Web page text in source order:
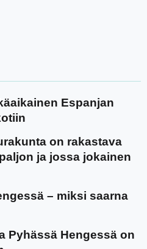
Espanjan
on rakastava
ja jossa jokainen
– miksi saarna
Pyhässä Hengessä on